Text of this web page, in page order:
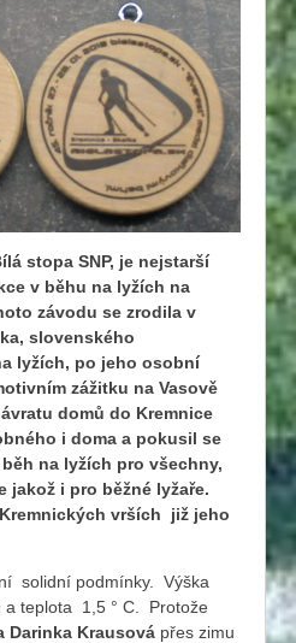
stopa SNP, je nejstarší
v běhu na lyžích na
závodu se zrodila v
slovenského
lyžích, po jeho osobní
zážitku na Vasově
domů do Kremnice
i doma a pokusil se
na lyžích pro všechny,
jakož i pro běžné lyžaře.
vrších již jeho
solidní podmínky. Výška
a teplota 1,5 ° C. Protože
Darinka Krausová přes zimu